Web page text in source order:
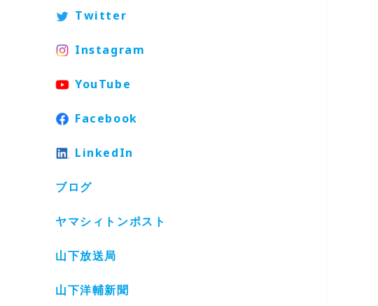
Twitter
Instagram
YouTube
Facebook
LinkedIn
ブログ
ヤマシィトンポスト
山下放送局
山下洋輔新聞